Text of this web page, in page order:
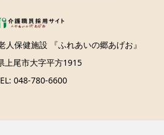
人保健施設 『ふれあいの郷あげお』
上尾市大字平方1915
048-780-6600